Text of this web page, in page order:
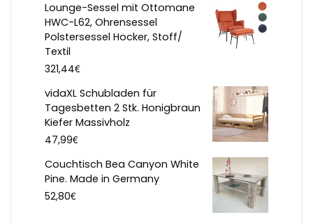
Lounge-Sessel mit Ottomane
HWC-L62, Ohrensessel
Polstersessel Hocker, Stoff/
Textil
321,44€
vidaXL Schubladen für
Tagesbetten 2 Stk. Honigbraun
Kiefer Massivholz
47,99€
Couchtisch Bea Canyon White
Pine. Made in Germany
52,80€